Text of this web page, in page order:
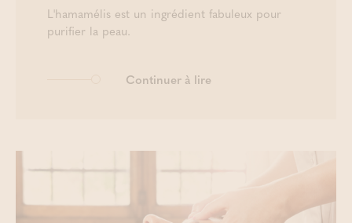
L'hamamélis est un ingrédient fabuleux pour
purifier la peau.
Continuer à lire